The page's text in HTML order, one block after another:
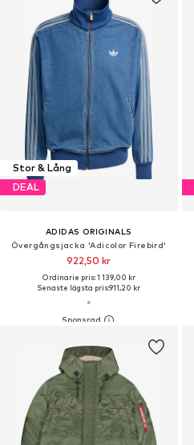
Stor & Lång
DEAL
ADIDAS ORIGINALS
Övergångsjacka 'Adicolor Firebird'
922,50 kr
Ordinarie pris: 1 139,00 kr
Senaste lägsta pris:911,20 kr